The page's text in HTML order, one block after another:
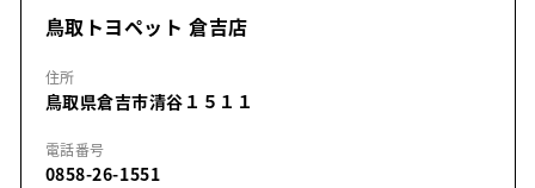
鳥取トヨペット 倉吉店
住所
鳥取県倉吉市清谷１５１１
電話番号
0858-26-1551